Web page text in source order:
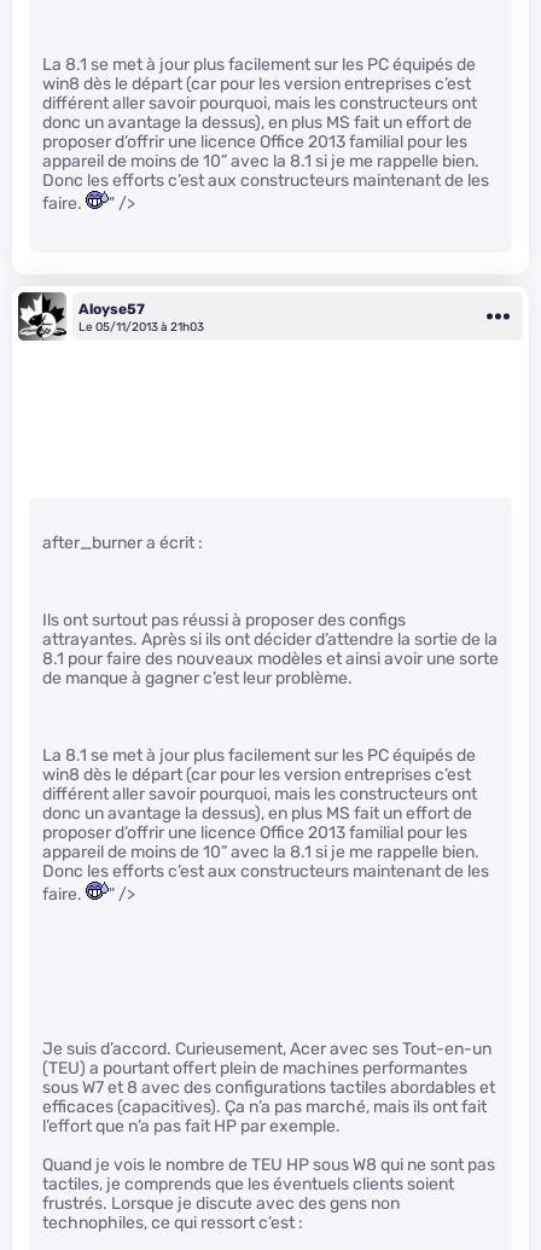
La 8.1 se met à jour plus facilement sur les PC équipés de
win8 dès le départ (car pour les version entreprises c’est
différent aller savoir pourquoi, mais les constructeurs ont
donc un avantage la dessus), en plus MS fait un effort de
proposer d’offrir une licence Office 2013 familial pour les
appareil de moins de 10” avec la 8.1 si je me rappelle bien.
Donc les efforts c’est aux constructeurs maintenant de les
faire.
" />
Aloyse57
Le 05/11/2013 à 21h03
after_burner a écrit :
Ils ont surtout pas réussi à proposer des configs
attrayantes. Après si ils ont décider d’attendre la sortie de la
8.1 pour faire des nouveaux modèles et ainsi avoir une sorte
de manque à gagner c’est leur problème.
La 8.1 se met à jour plus facilement sur les PC équipés de
win8 dès le départ (car pour les version entreprises c’est
différent aller savoir pourquoi, mais les constructeurs ont
donc un avantage la dessus), en plus MS fait un effort de
proposer d’offrir une licence Office 2013 familial pour les
appareil de moins de 10” avec la 8.1 si je me rappelle bien.
Donc les efforts c’est aux constructeurs maintenant de les
faire.
" />
Je suis d’accord. Curieusement, Acer avec ses Tout-en-un
(TEU) a pourtant offert plein de machines performantes
sous W7 et 8 avec des configurations tactiles abordables et
efficaces (capacitives). Ça n’a pas marché, mais ils ont fait
l’effort que n’a pas fait HP par exemple.
Quand je vois le nombre de TEU HP sous W8 qui ne sont pas
tactiles, je comprends que les éventuels clients soient
frustrés. Lorsque je discute avec des gens non
technophiles, ce qui ressort c’est :